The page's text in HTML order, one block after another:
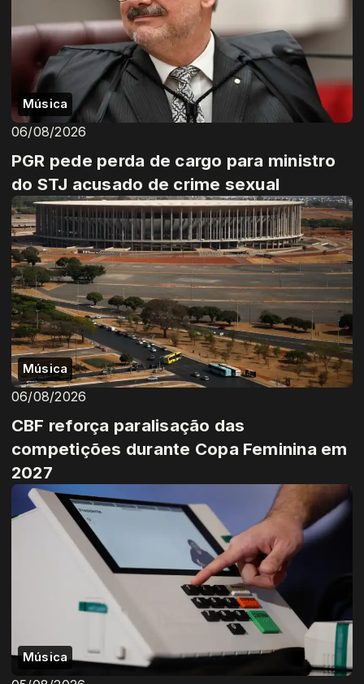
Música
06/08/2026
PGR pede perda de cargo para ministro
do STJ acusado de crime sexual
Música
06/08/2026
CBF reforça paralisação das
competições durante Copa Feminina em
2027
Música